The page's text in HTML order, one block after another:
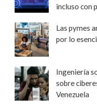
incluso con
Las pymes
por lo
Ingeniería
sobre
Venezuela